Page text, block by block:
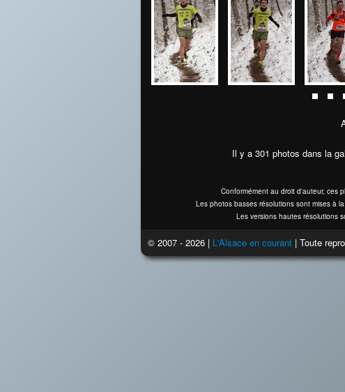
Il y a 301 photos dans la
Conformément au droit d'auteur, ces
Les photos basses résolutions sont mises à
Les versions hautes résolutions
© 2007 - 2026 | L'Alsace en courant | Toute